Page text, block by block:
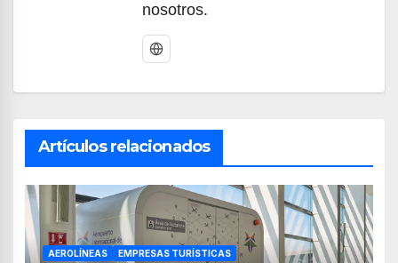
nosotros.
Artículos relacionados
AEROLÍNEAS EMPRESAS TURÍSTICAS